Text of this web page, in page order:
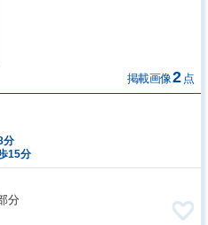
掲載画像2 点
分
15分
分